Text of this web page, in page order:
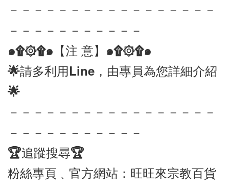
－－－－－－－－－－－－－－－－－
－－－－－－－－－－－
๑۩۞۩๑【注 意】๑۩۞۩๑
🌟請多利用Line，由專員為您詳細介紹
🌟
－－－－－－－－－－－－－－－－－
－－－－－－－－－－－
🏆追蹤搜尋🏆
粉絲專頁﹑官方網站：旺旺來宗教百貨